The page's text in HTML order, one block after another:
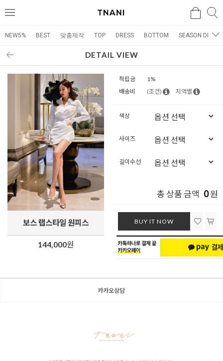
메
검색
NEW5% BEST 맞춤제작 TOP DRESS BOTTOM SEASON DRESS
DETAIL VIEW
보스 랩스타일 원피스
144,000원
적립금
1%
배송비
(조건) 지역별
색상
사이즈
길이수선
총 상품 금액 0원
BUY IT NOW
카카오상담